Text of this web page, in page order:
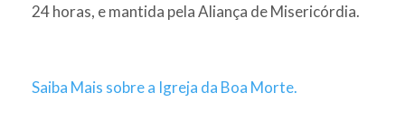
24 horas, e mantida pela Aliança de Misericórdia.
Saiba Mais sobre a Igreja da Boa Morte.